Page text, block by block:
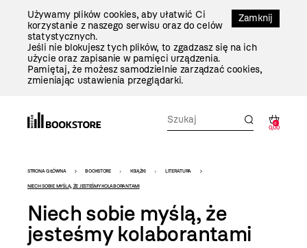
Zamknij
Używamy plików cookies, aby ułatwić Ci
korzystanie z naszego serwisu oraz do celów
statystycznych.
Jeśli nie blokujesz tych plików, to zgadzasz się na ich
użycie oraz zapisanie w pamięci urządzenia.
Pamiętaj, że możesz samodzielnie zarządzać cookies,
zmieniając ustawienia przeglądarki.
0
0,00
Bookstore
-
szablon
szczegóły
STRONA GŁÓWNA BOOKSTORE KSIĄŻKI LITERATURA
NIECH SOBIE MYŚLĄ, ŻE JESTEŚMY KOLABORANTAMI
Niech sobie myślą, że
jesteśmy kolaborantami